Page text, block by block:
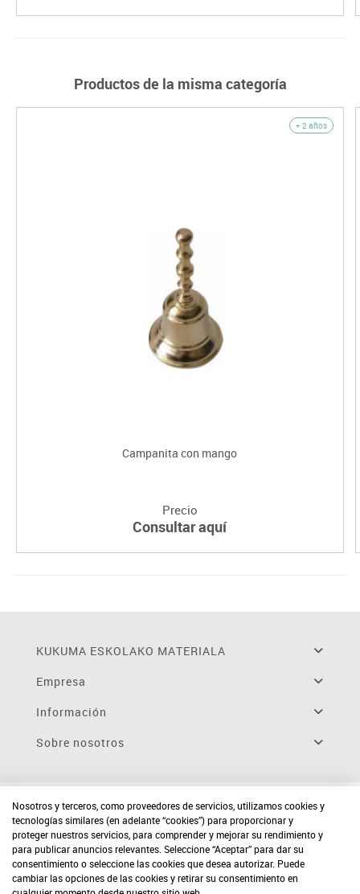
Productos de la misma categoría
+ 2 años
Campanita con mango
Precio
Consultar aquí
KUKUMA ESKOLAKO MATERIALA
Empresa
Información
Sobre nosotros
Nosotros y terceros, como proveedores de servicios, utilizamos cookies y
tecnologías similares (en adelante “cookies”) para proporcionar y
proteger nuestros servicios, para comprender y mejorar su rendimiento y
para publicar anuncios relevantes. Seleccione “Aceptar” para dar su
consentimiento o seleccione las cookies que desea autorizar. Puede
cambiar las opciones de las cookies y retirar su consentimiento en